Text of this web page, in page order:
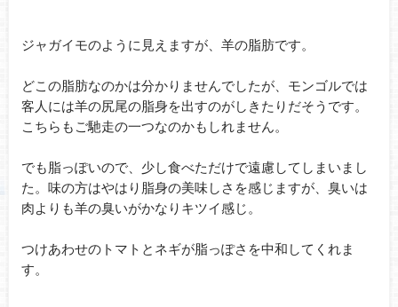
ジャガイモのように見えますが、羊の脂肪です。
どこの脂肪なのかは分かりませんでしたが、モンゴルでは
客人には羊の尻尾の脂身を出すのがしきたりだそうです。
こちらもご馳走の一つなのかもしれません。
でも脂っぽいので、少し食べただけで遠慮してしまいまし
た。味の方はやはり脂身の美味しさを感じますが、臭いは
肉よりも羊の臭いがかなりキツイ感じ。
つけあわせのトマトとネギが脂っぽさを中和してくれま
す。